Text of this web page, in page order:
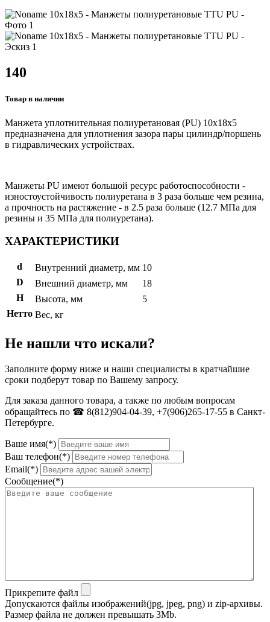
140
Товар в наличии
Манжета уплотнительная полиуретановая (PU) 10x18x5
предназначена для уплотнения зазора пары цилиндр/поршень
в гидравлических устройствах.
Манжеты PU имеют большой ресурс работоспособности -
изностоустойчивость полиуретана в 3 раза больше чем резина,
а прочность на растяжение - в 2.5 раза больше (12.7 МПа для
резины и 35 МПа для полиуретана).
ХАРАКТЕРИСТИКИ
d Внутренний диаметр, мм 10
D
Внешний диаметр, мм
18
H
Высота, мм
5
Нетто Вес, кг
Не нашли что искали?
Заполните форму ниже и наши специалисты в кратчайшие
сроки подберут товар по Вашему запросу.
Для заказа данного товара, а также по любым вопросам
обращайтесь по ☎ 8(812)904-04-39, +7(906)265-17-55 в Санкт-
Петербурге.
Ваше имя(*)
Ваш телефон(*)
Email(*)
Сообщение(*)
Прикрепите файл
Допускаются файлы изображений(jpg, jpeg, png) и zip-архивы.
Размер файла не должен превышать 3Mb.